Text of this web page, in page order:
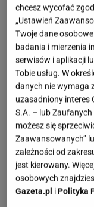
Co na szybki
danie do
iście włoski
tylko świetny
prawdziwa
włoska słynie z
smakowych,
obiad, postaw
aglio e olio
musisz zadbać o
pół sukcesu.
chcesz wycofać
„Ustawień
Twoje dane
badania i mierzenia
serwisów i aplikacji
Tobie usług. W
danych nie wymaga
uzasadniony interes
S.A. – lub
możesz się
Zaawansowanych”
zależności od
jest kierowany.
osobowych
Gazeta.pl iPolityka